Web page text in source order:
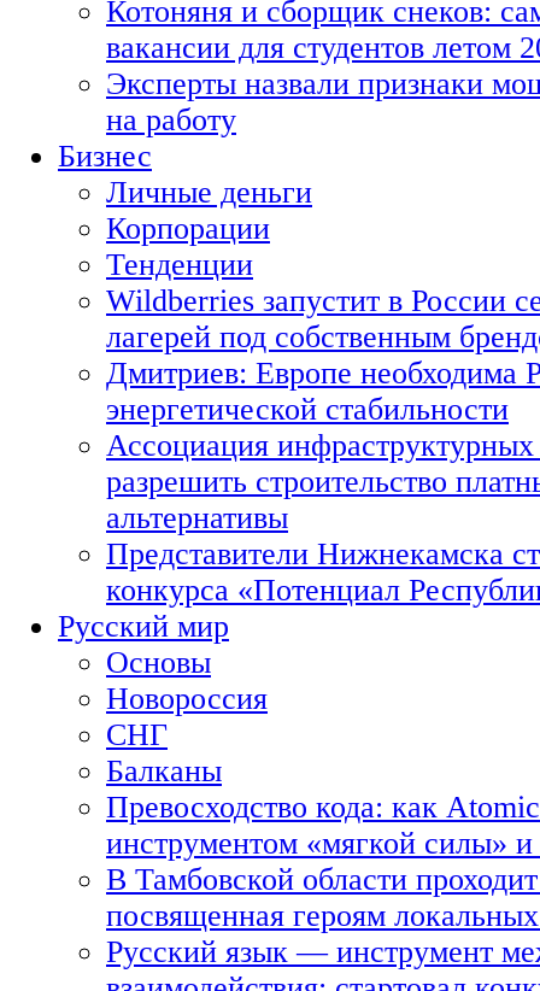
Котоняня и сборщик снеков:
вакансии для студентов летом
Эксперты назвали признаки
на работу
Бизнес
Личные деньги
Корпорации
Тенденции
Wildberries запустит в России
лагерей под собственным
Дмитриев: Европе необходима
энергетической стабильности
Ассоциация
разрешить строительство
альтернативы
Представители Нижнекамска
конкурса «Потенциал
Русский мир
Основы
Новороссия
СНГ
Балканы
Превосходство кода: как
инструментом «мягкой силы» и
В Тамбовской области
посвященная героям
Русский язык — инструмент